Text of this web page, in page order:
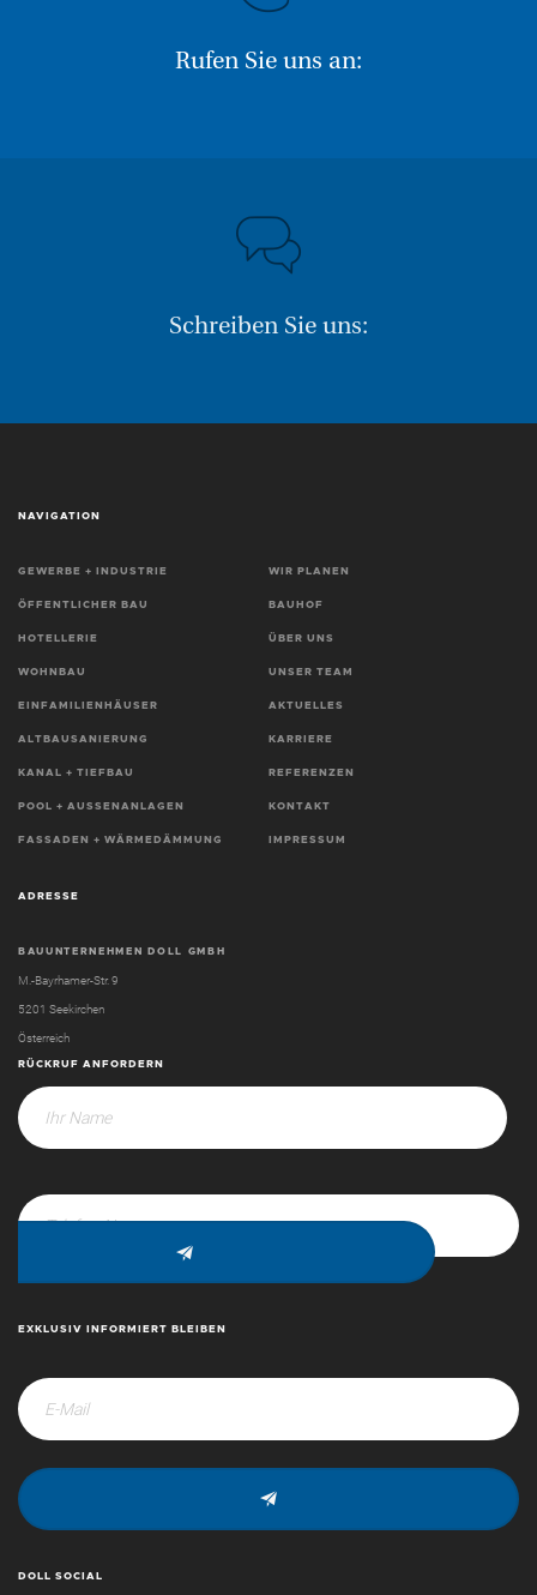
Rufen Sie uns an:
Schreiben Sie uns:
NAVIGATION
GEWERBE + INDUSTRIE
ÖFFENTLICHER BAU
HOTELLERIE
WOHNBAU
EINFAMILIENHÄUSER
ALTBAUSANIERUNG
KANAL + TIEFBAU
POOL + AUSSENANLAGEN
FASSADEN + WÄRMEDÄMMUNG
WIR PLANEN
BAUHOF
ÜBER UNS
UNSER TEAM
AKTUELLES
KARRIERE
REFERENZEN
KONTAKT
IMPRESSUM
ADRESSE
BAUUNTERNEHMEN DOLL GMBH
M.-Bayrhamer-Str. 9
5201 Seekirchen
Österreich
RÜCKRUF ANFORDERN
EXKLUSIV INFORMIERT BLEIBEN
DOLL SOCIAL